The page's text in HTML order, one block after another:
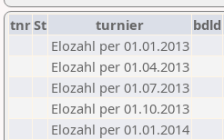
tnrSt turnier bdld
Elozahl per 01.01.2013
Elozahl per 01.04.2013
Elozahl per 01.07.2013
Elozahl per 01.10.2013
Elozahl per 01.01.2014